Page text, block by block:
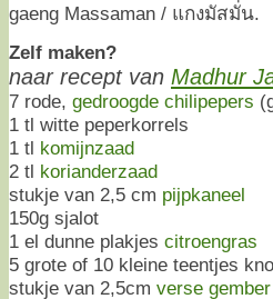
gaeng Massaman / แกงมัสมั่น.
Zelf maken?
naar recept van Madhur
7 rode, gedroogde chilipepers
1 tl witte peperkorrels
1 tl komijnzaad
2 tl korianderzaad
stukje van 2,5 cm pijpkaneel
150g sjalot
1 el dunne plakjes citroengras
5 grote of 10 kleine teentjes
stukje van 2,5cm verse gember